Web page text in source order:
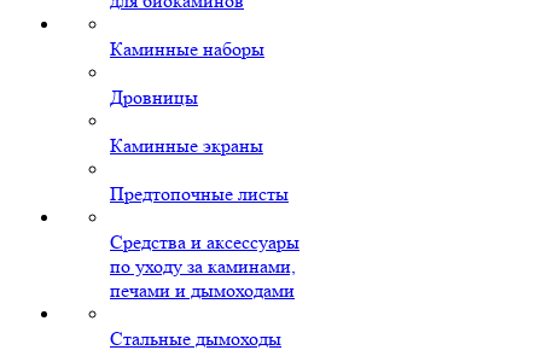
Каминные наборы
Дровницы
Каминные экраны
Предтопочные листы
Средства и аксессуары
по уходу за каминами,
печами и дымоходами
Стальные дымоходы